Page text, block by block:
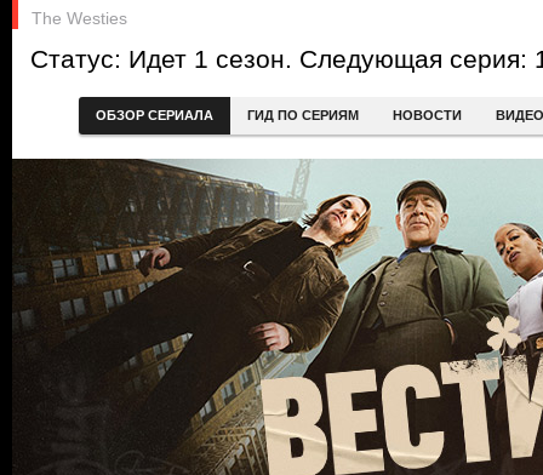
The Westies
Статус: Идет 1 сезон. Следующая серия:
ОБЗОР СЕРИАЛА ГИД ПО СЕРИЯМ НОВОСТИ ВИДЕО